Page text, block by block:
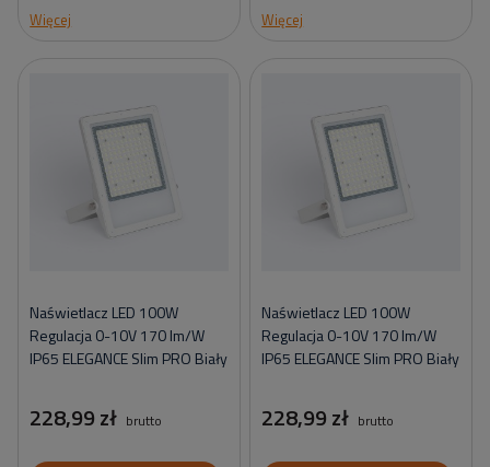
Więcej
Więcej
Naświetlacz LED 100W
Regulacja 0-10V 170 lm/W
IP65 ELEGANCE Slim PRO Biały
228,99 zł brutto
Naświetlacz LED 100W
Regulacja 0-10V 170 lm/W
IP65 ELEGANCE Slim PRO Biały
228,99 zł brutto